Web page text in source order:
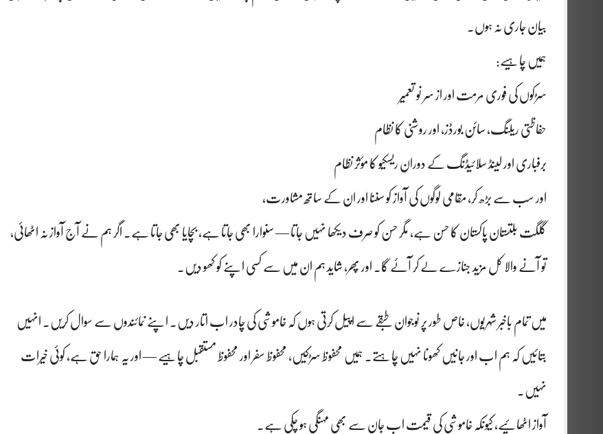
بیان جاری نہ ہوں۔
ہمیں چاہیے:
سڑکوں کی فوری مرمت اور از سر نو تعمیر
حفاظتی ریلنگ، سائن بورڈز، اور روشنی کا نظام
برفباری اور لینڈ سلائیڈنگ کے دوران ریسکیو کا مؤثر نظام
اور سب سے بڑھ کر، مقامی لوگوں کی آواز کو سننا اور ان کے ساتھ مشاورت،
گلگت بلتستان پاکستان کا حسن ہے، مگر حسن کو صرف دیکھا نہیں جاتا — سنوارا بھی جاتا ہے، بچایا بھی جاتا ہے۔ اگر ہم نے آج آواز نہ اٹھائی،
تو آنے والا کل مزید جنازے لے کر آئے گا۔ اور پھر، شاید ہم ان میں سے کسی اپنے کو کھو دیں۔
میں تمام باخبر شہریوں، خاص طور پر نوجوان طبقے سے اپیل کرتی ہوں کہ خاموشی کی چادر اب اتار دیں۔ اپنے نمائندوں سے سوال کریں۔ انہیں
بتائیں کہ ہم اب اور جانیں کھونا نہیں چاہتے۔ ہمیں محفوظ سڑکیں، محفوظ سفر اور محفوظ مستقبل چاہیے — اور یہ ہمارا حق ہے، کوئی خیرات
نہیں۔
آواز اٹھائیے، کیونکہ خاموشی کی قیمت اب جان سے بھی مہنگی ہو چکی ہے۔